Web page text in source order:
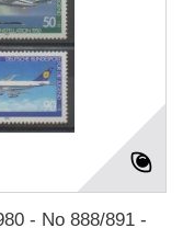
- No 888/891 -